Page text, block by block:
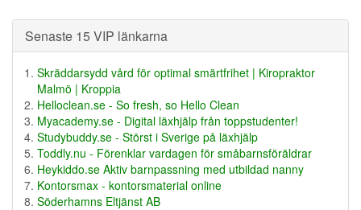
Senaste 15 VIP länkarna
Skräddarsydd vård för optimal smärtfrihet | Kiropraktor
Malmö | Kroppia
Helloclean.se - So fresh, so Hello Clean
Myacademy.se - Digital läxhjälp från toppstudenter!
Studybuddy.se - Störst i Sverige på läxhjälp
Toddly.nu - Förenklar vardagen för småbarnsföräldrar
Heykiddo.se Aktiv barnpassning med utbildad nanny
Kontorsmax - kontorsmaterial online
Söderhamns Eltjänst AB